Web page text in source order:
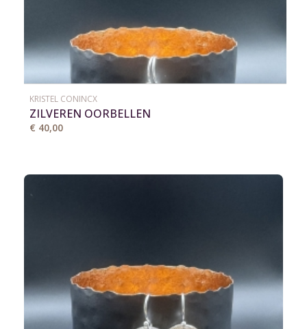
KRISTEL CONINCX
ZILVEREN OORBELLEN
€ 40,00